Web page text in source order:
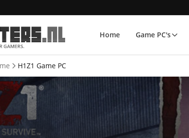
Home Game PC's
H1Z1 Game PC